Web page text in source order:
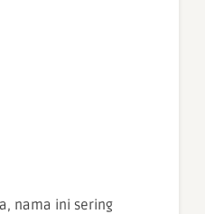
nama ini sering